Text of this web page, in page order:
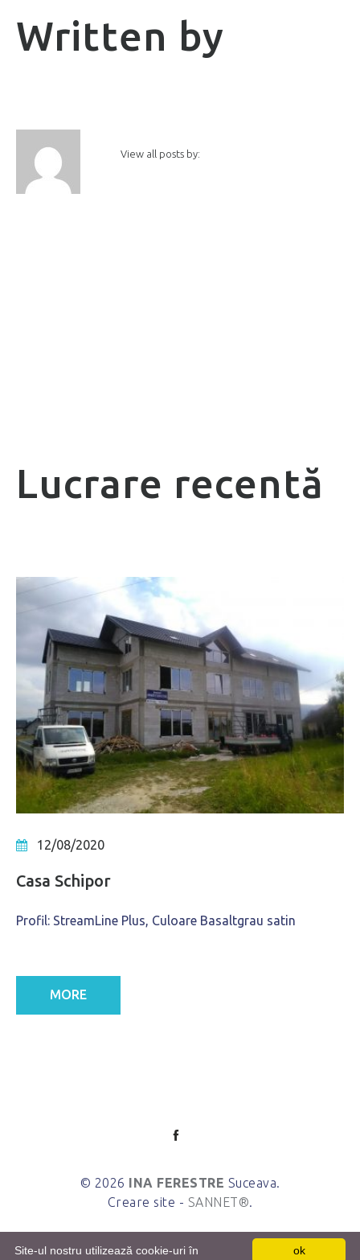
Written by
View all posts by:
Lucrare recentă
12/08/2020
Casa Schipor
Profil: StreamLine Plus, Culoare Basaltgrau satin
MORE
© 2026 INA FERESTRE Suceava.
Creare site - SANNET®.
ok
Site-ul nostru utilizează cookie-uri în